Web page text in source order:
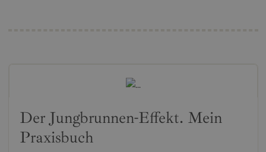
Der Jungbrunnen-Effekt. Mein
Praxisbuch